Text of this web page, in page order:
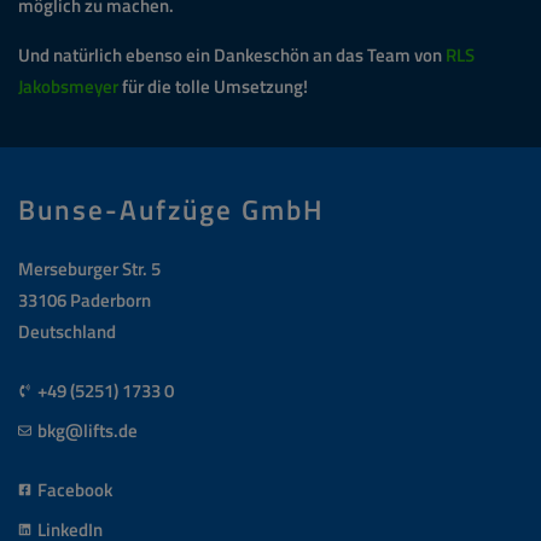
Und natürlich ebenso ein Dankeschön an das Team vonRLS
Jakobsmeyerfür die tolle Umsetzung!
Bunse-Aufzüge GmbH
Merseburger Str. 5
33106 Paderborn
Deutschland
+49 (5251) 1733 0
bkg@lifts.de
Facebook
LinkedIn